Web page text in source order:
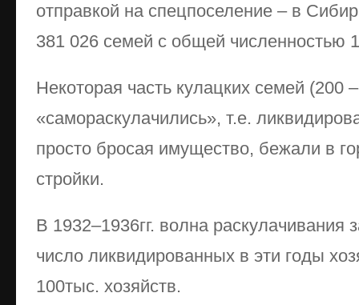
отправкой на спецпоселение – в
381 026 семей с общей численностью
Некоторая часть кулацких семей (200
«самораскулачились», т.е.
просто бросая имущество, бежали в
стройки.
В 1932–1936гг. волна
число ликвидированных в эти годы
100тыс. хозяйств.